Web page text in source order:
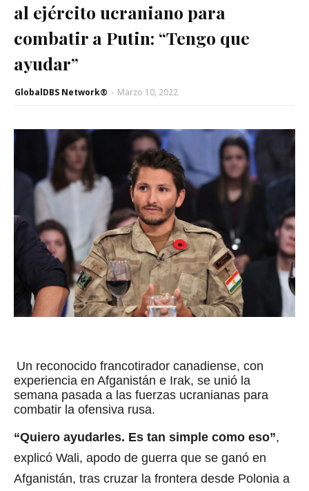
al ejército ucraniano para
combatir a Putin: “Tengo que
ayudar”
GlobalDBS Network® - Marzo 10, 2022
Un reconocido francotirador canadiense, con
experiencia en Afganistán e Irak, se unió la
semana pasada a las fuerzas ucranianas para
combatir la ofensiva rusa.
“Quiero ayudarles. Es tan simple como eso”,
explicó Wali, apodo de guerra que se ganó en
Afganistán, tras cruzar la frontera desde Polonia a